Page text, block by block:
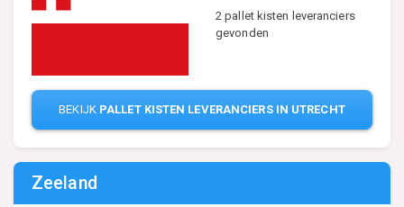
2 pallet kisten leveranciers
gevonden
BEKIJK PALLET KISTEN LEVERANCIERS IN UTRECHT
Zeeland